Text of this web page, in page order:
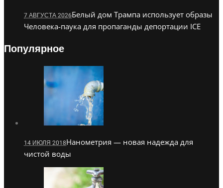
7 АВГУСТА 2026Белый дом Трампа использует образы
Человека-паука для пропаганды депортации ICE
Популярное
14 ИЮЛЯ 2018Нанометрия — новая надежда для
чистой воды